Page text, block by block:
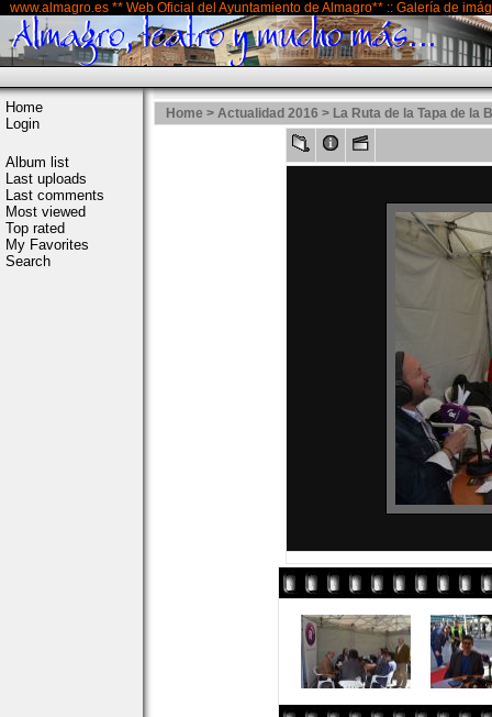
www.almagro.es ** Web Oficial del Ayuntamiento de Almagro** :: Galería de
Home
Login
Album list
Last uploads
Last comments
Most viewed
Top rated
My Favorites
Search
Home > Actualidad 2016 > La Ruta de la Tapa de